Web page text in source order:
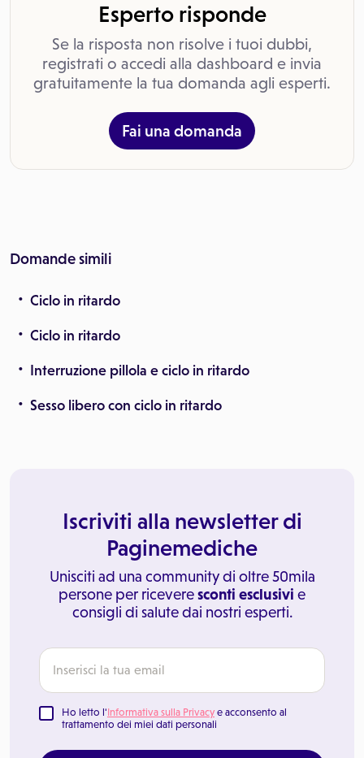
Esperto risponde
Se la risposta non risolve i tuoi dubbi,
registrati o accedi alla dashboard e invia
gratuitamente la tua domanda agli esperti.
Fai una domanda
Domande simili
Ciclo in ritardo
Ciclo in ritardo
Interruzione pillola e ciclo in ritardo
Sesso libero con ciclo in ritardo
Iscriviti alla newsletter di
Paginemediche
Unisciti ad una community di oltre 50mila
persone per riceveresconti esclusivi e
consigli di salute dai nostri esperti.
Ho letto l'Informativa sulla Privacy e acconsento al
trattamento dei miei dati personali